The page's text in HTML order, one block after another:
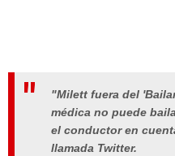
"Milett fuera del
médica no puede
el conductor en
llamada Twitter.